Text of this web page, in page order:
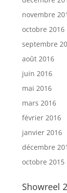
novembre
octobre 2016
septembre
août 2016
juin 2016
mai 2016
mars 2016
février 2016
janvier 2016
décembre
octobre 2015
Showreel